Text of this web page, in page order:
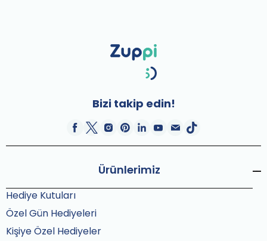
Bizi takip edin!
Ürünlerimiz
Hediye Kutuları
Özel Gün Hediyeleri
Kişiye Özel Hediyeler